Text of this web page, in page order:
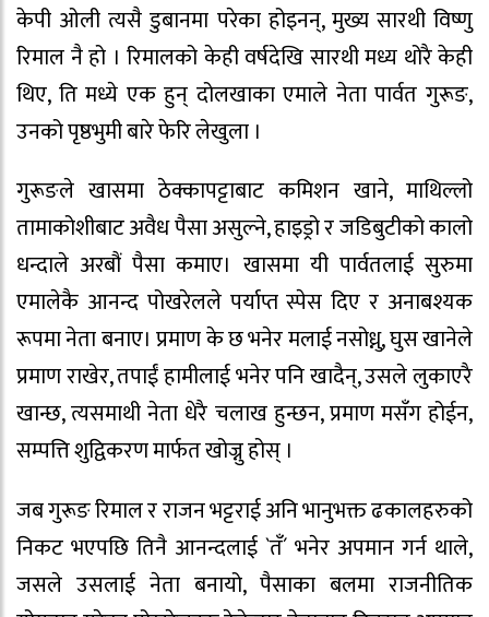
केपी ओली त्यसै डुबानमा परेका होइनन्, मुख्य सारथी विष्णु
रिमाल नै हो । रिमालको केही वर्षदेखि सारथी मध्य थोरै केही
थिए, ति मध्ये एक हुन् दोलखाका एमाले नेता पार्वत गुरूङ,
उनको पृष्ठभुमी बारे फेरि लेखुला ।
गुरूङले खासमा ठेक्कापट्टाबाट कमिशन खाने, माथिल्लो
तामाकोशीबाट अवैध पैसा असुल्ने, हाइड्रो र जडिबुटीको कालो
धन्दाले अरबौं पैसा कमाए। खासमा यी पार्वतलाई सुरुमा
एमालेकै आनन्द पोखरेलले पर्याप्त स्पेस दिए र अनाबश्यक
रूपमा नेता बनाए। प्रमाण के छ भनेर मलाई नसोध्नु, घुस खानेले
प्रमाण राखेर, तपाईं हामीलाई भनेर पनि खादैन्, उसले लुकाएरै
खान्छ, त्यसमाथी नेता धेरै चलाख हुन्छन, प्रमाण मसँग होईन,
सम्पत्ति शुद्विकरण मार्फत खोज्नु होस् ।
जब गुरूङ रिमाल र राजन भट्टराई अनि भानुभक्त ढकालहरुको
निकट भएपछि तिनै आनन्दलाई `तँ´ भनेर अपमान गर्न थाले,
जसले उसलाई नेता बनायो, पैसाका बलमा राजनीतिक